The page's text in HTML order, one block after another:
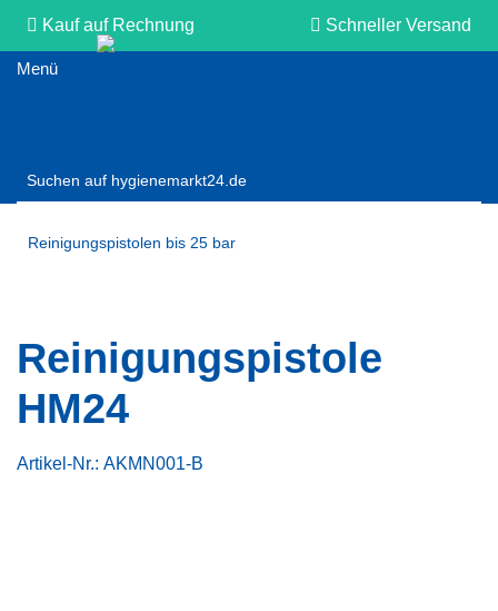
Kauf auf Rechnung Schneller Versand
Reinigungspistolen bis 25 bar
Reinigungspistole
HM24
Artikel-Nr.: AKMN001-B